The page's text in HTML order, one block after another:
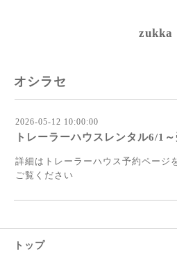
zukka
オシラセ
2026-05-12 10:00:00
トレーラーハウスレンタル6/1
詳細はトレーラーハウス予約ページ
ご覧ください
トップ